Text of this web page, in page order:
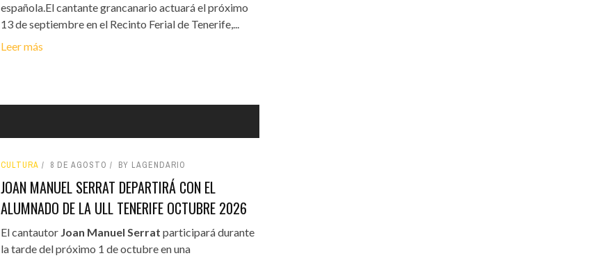
española.El cantante grancanario actuará el próximo
13 de septiembre en el Recinto Ferial de Tenerife,...
Leer más
CULTURA 8 DE AGOSTO BY LAGENDARIO
JOAN MANUEL SERRAT DEPARTIRÁ CON EL
ALUMNADO DE LA ULL TENERIFE OCTUBRE 2026
El cantautor Joan Manuel Serrat participará durante
la tarde del próximo 1 de octubre en una